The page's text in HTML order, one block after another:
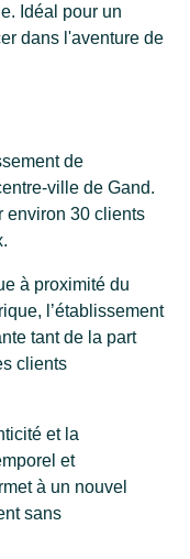
Idéal pour un
dans l'aventure de
de
ville de Gand.
environ 30 clients
à proximité du
l’établissement
tant de la part
clients
et la
et
à un nouvel
sans